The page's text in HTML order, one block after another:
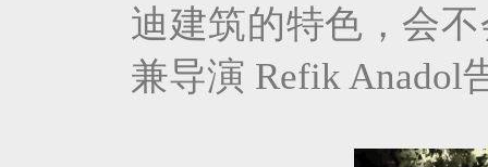
迪建筑的特色，会
兼导演 Refik Anadol